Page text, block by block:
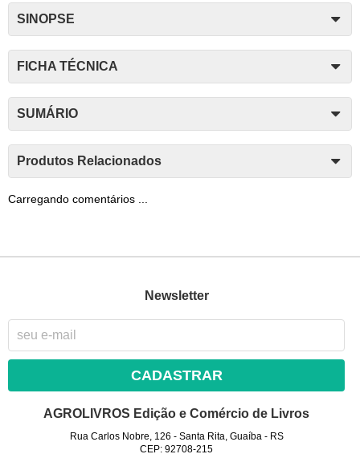
SINOPSE
FICHA TÉCNICA
SUMÁRIO
Produtos Relacionados
Carregando comentários ...
Newsletter
CADASTRAR
AGROLIVROS Edição e Comércio de Livros
Rua Carlos Nobre, 126 - Santa Rita, Guaíba - RS
CEP: 92708-215